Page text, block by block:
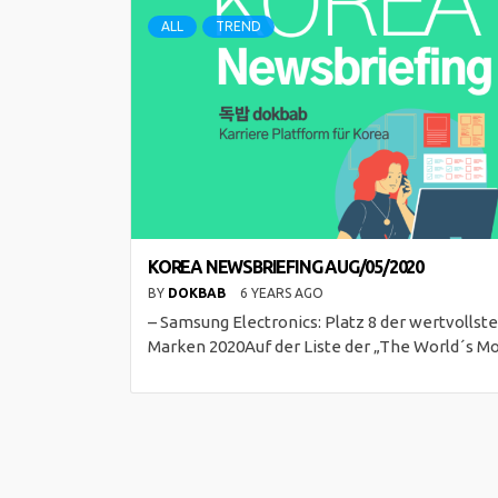
ALL TREND
KOREA NEWSBRIEFING AUG/05/2020
BY DOKBAB 6 YEARS AGO
– Samsung Electronics: Platz 8 der
Marken 2020Auf der Liste der „The World´s